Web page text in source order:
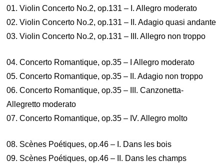
01. Violin Concerto No.2, op.131 – I. Allegro moderato
02. Violin Concerto No.2, op.131 – II. Adagio quasi andante
03. Violin Concerto No.2, op.131 – III. Allegro non troppo
04. Concerto Romantique, op.35 – I Allegro moderato
05. Concerto Romantique, op.35 – II. Adagio non troppo
06. Concerto Romantique, op.35 – III. Canzonetta-
Allegretto moderato
07. Concerto Romantique, op.35 – IV. Allegro molto
08. Scènes Poétiques, op.46 – I. Dans les bois
09. Scènes Poétiques, op.46 – II. Dans les champs